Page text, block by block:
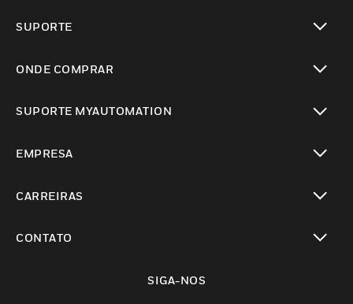
SUPORTE
ONDE COMPRAR
SUPORTE MYAUTOMATION
EMPRESA
CARREIRAS
CONTATO
SIGA-NOS